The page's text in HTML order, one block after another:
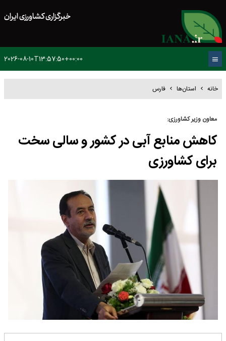
خبرگزاری کشاورزی ایران
2026-08-10T13:57:50+00:00
خانه استان‌ها فارس
معاون وزیر کشاورزی:
کاهش منابع آبی در کشور و سالی سخت
برای کشاورزی